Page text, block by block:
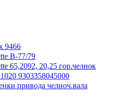
9466
B-77/79
65,2092, 20,25 гор.челнок
9303358045000
привода челноч.вала